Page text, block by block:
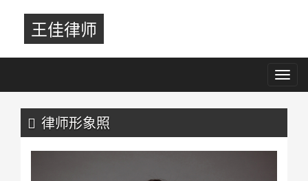
王佳律师
律师形象照